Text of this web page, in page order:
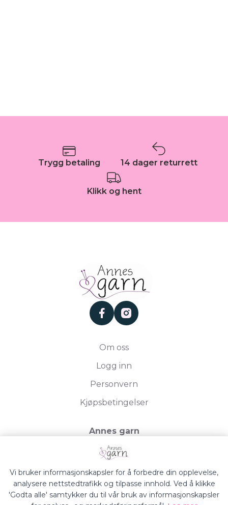
Trygg betaling 14 dager returrett
Klikk og hent
facebookinstagram
Om oss
Logg inn
Personvern
Kjøpsbetingelser
Annes garn
Storgata 19, 2750 Gran
Org.nr. 994050613
Vi bruker informasjonskapsler for å forbedre din opplevelse,
analysere nettstedtrafikk og tilpasse innhold. Ved å klikke
'Godta alle' samtykker du til vår bruk av informasjonskapsler